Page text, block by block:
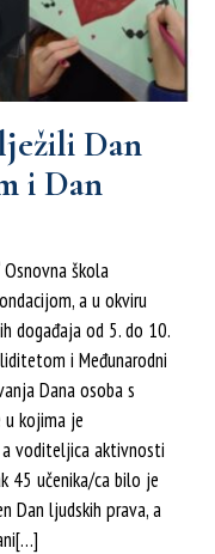
Dan
i Dan
škola
a u okviru
događaja od 5. do 10.
i Međunarodni
Dana osoba s
kojima je
voditeljica aktivnosti
45 učenika/ca bilo je
Dan ljudskih prava, a